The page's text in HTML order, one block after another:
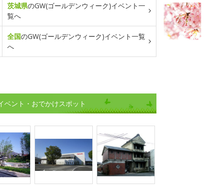
茨城県のGW(ゴールデンウィーク)イベント一
覧へ
全国のGW(ゴールデンウィーク)イベント一覧
へ
ベント・おでかけスポット